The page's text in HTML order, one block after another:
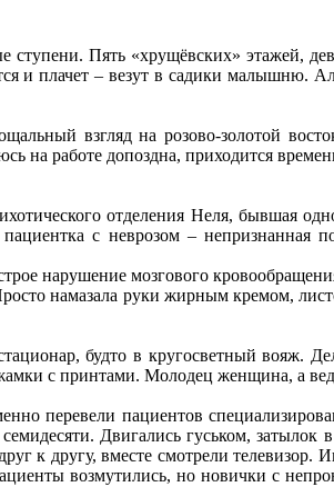
Пять «хрущёвских» этажей,
и плачет – везут в садики малышню.
взгляд на розово-золотой
на работе допоздна, приходится
отделения Неля, бывшая
с неврозом – непризнанная
нарушение мозгового
намазала руки жирным кремом,
будто в кругосветный вояж.
с принтами. Молодец женщина, а
перевели пациентов
Двигались гуськом,
к другу, вместе смотрели телевизор.
возмутились, но новички с